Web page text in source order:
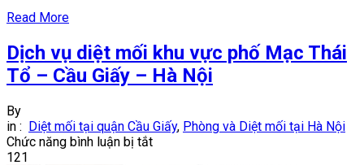
Read More
Dịch vụ diệt mối khu vực phố Mạc Thái
Tổ – Cầu Giấy – Hà Nội
By
in : Diệt mối tại quận Cầu Giấy, Phòng và Diệt mối tại Hà Nội
Chức năng bình luận bị tắtở
121